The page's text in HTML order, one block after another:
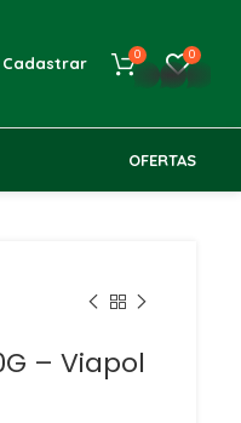
0 0
OFERTAS
– Viapol
whatsapp